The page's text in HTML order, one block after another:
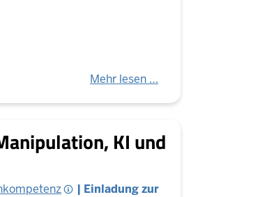
Mehr lesen …
KI und
| Einladung zur